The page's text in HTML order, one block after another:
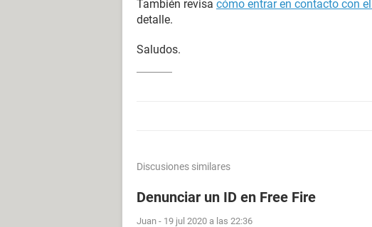
También revisa cómo entrar en contacto con
detalle.
Saludos.
Discusiones similares
Denunciar un ID en Free Fire
Juan - 19 jul 2020 a las 22:36